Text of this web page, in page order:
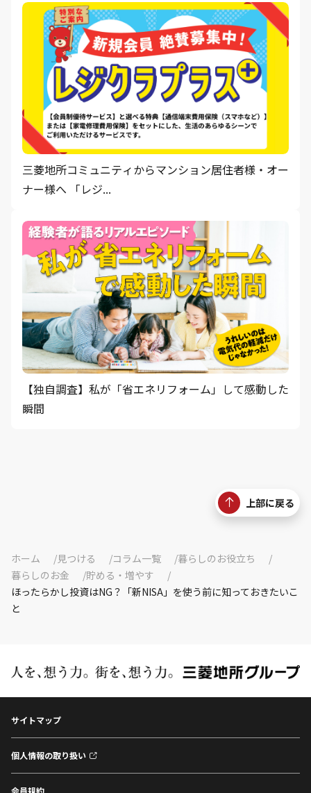
三菱地所コミュニティからマンション居住者様・オー
ナー様へ 「レジ...
【独自調査】私が「省エネリフォーム」して感動した
瞬間
上部に戻る
ホーム 見つける コラム一覧
暮らしのお役立ち
暮らしのお金
貯める・増やす
ほったらかし投資はNG？「新NISA」を使う前に知っておきたいこ
と
サイトマップ
個人情報の取り扱い
会員規約